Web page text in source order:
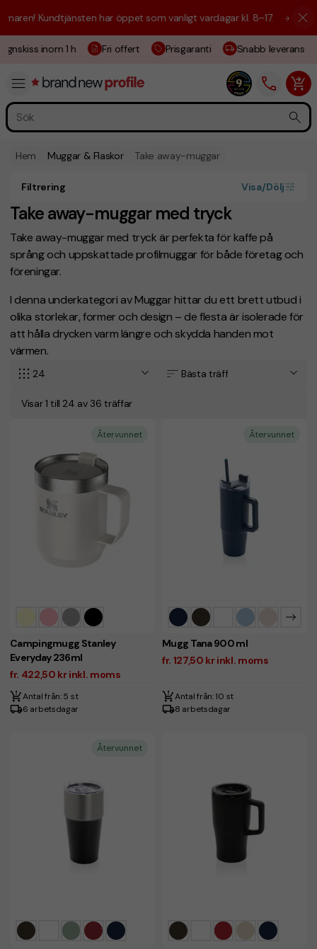
Kundtjänsten har öppet som vanligt vardagar kl. 8–17. ☀️ Vi är här
inom 1 h Fri offert Prisgaranti Snabb leverans
Hem Muggar & Flaskor Take away-muggar
Take away-muggar med tryck
Take away-muggar med tryck är perfekta för kaffe på
språng och uppskattade profilmuggar för både företag och
föreningar.
I denna underkategori avMuggarhittar du ett brett utbud i
olika storlekar, former och design – de flesta är isolerade för
att hålla drycken varm längre och skydda handen mot
värmen.
Filtrering Visa/Dölj
Visar 1 till 24 av 36 träffar
24 Bästa träff
Återvunnet
Campingmugg Stanley
Everyday 236ml
fr. 422,50 kr inkl. moms
Antal från: 5 st
6 arbetsdagar
Återvunnet
Mugg Tana 900 ml
fr. 127,50 kr inkl. moms
Antal från: 10 st
8 arbetsdagar
Återvunnet